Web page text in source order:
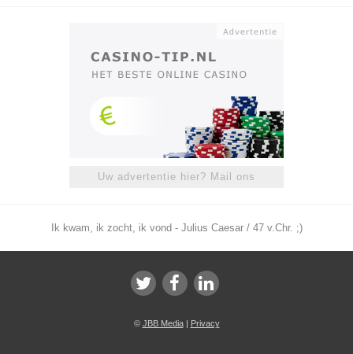
Uw advertentie hier? Mail ons
Ik kwam, ik zocht, ik vond - Julius Caesar / 47 v.Chr. ;)
© JBB Media| Privacy